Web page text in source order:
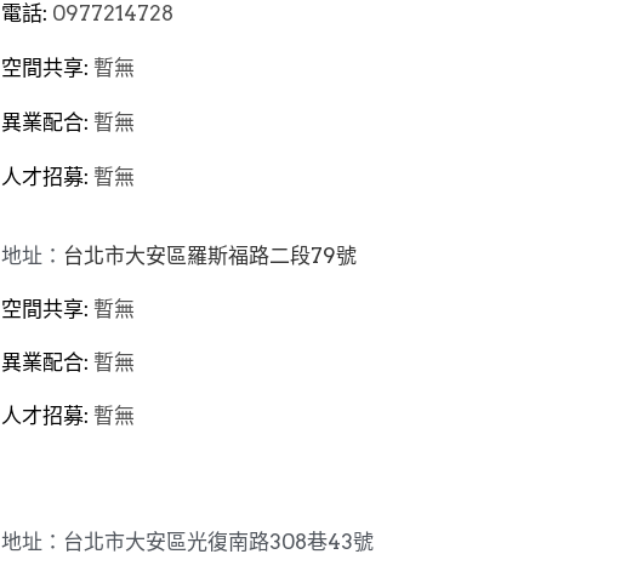
電話: 0977214728
空間共享: 暫無
異業配合: 暫無
人才招募: 暫無
地址： 台北市大安區羅斯福路二段79號
空間共享: 暫無
異業配合: 暫無
人才招募: 暫無
地址：台北市大安區光復南路308巷43號